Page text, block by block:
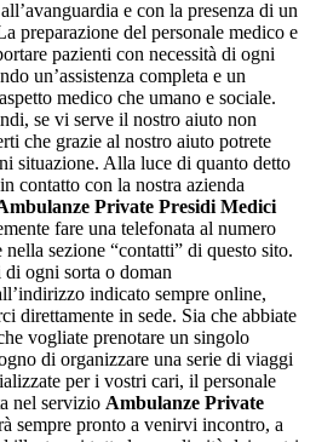
e con la presenza di un
preparazione del personale medico e
pazienti con necessità di ogni
un’assistenza completa e un
medico che umano e sociale.
se vi serve il nostro aiuto non
che grazie al nostro aiuto potrete
situazione. Alla luce di quanto detto
contatto con la nostra azienda
Private Presidi Medici
fare una telefonata al numero
sezione “contatti” di questo sito.
ogni sorta o doman
indicato sempre online,
direttamente in sede. Sia che abbiate
vogliate prenotare un singolo
di organizzare una serie di viaggi
per i vostri cari, il personale
nel servizio Ambulanze Private
sempre pronto a venirvi incontro, a